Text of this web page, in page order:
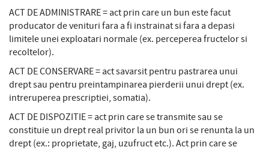
ACT DE ADMINISTRARE = act prin care un bun este facut
producator de venituri fara a fi instrainat si fara a depasi
limitele unei exploatari normale (ex. perceperea fructelor si
recoltelor).
ACT DE CONSERVARE = act savarsit pentru pastrarea unui
drept sau pentru preintampinarea pierderii unui drept (ex.
intreruperea prescriptiei, somatia).
ACT DE DISPOZITIE = act prin care se transmite sau se
constituie un drept real privitor la un bun ori se renunta la un
drept (ex.: proprietate, gaj, uzufruct etc.). Act prin care se